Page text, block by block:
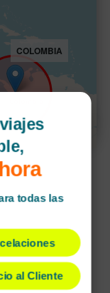
COLOMBIA
todas las
al Cliente